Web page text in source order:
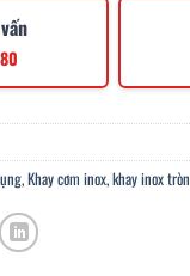
,Khay cơm inox,khay inox tròn